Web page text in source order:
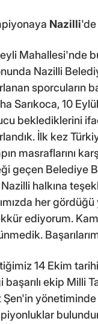
Nazilli'de
Mahallesi'nde
Nazilli
sporcuların
Sarıkoca, 10
beklediklerini
İlk kez
masraflarını
geçen Belediye
halkına
her
ediyorum.
14 Ekim
başarılı ekip Milli
Şen'in yönetiminde